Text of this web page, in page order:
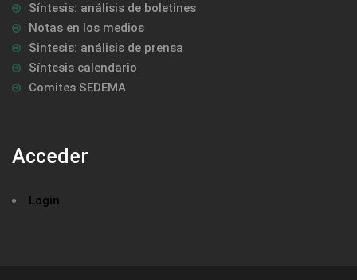
Síntesis: análisis de boletines
Notas en los medios
Sintesis: análisis de prensa
Síntesis calendario
Comites SEDEMA
Acceder
Login